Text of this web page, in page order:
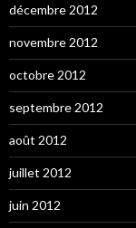
décembre 2012
novembre 2012
octobre 2012
septembre 2012
août 2012
juillet 2012
juin 2012